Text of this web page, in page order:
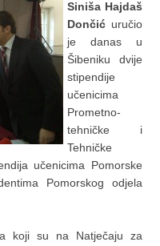
Siniša Hajdaš
Dončić uručio
je danas u
Šibeniku dvije
stipendije
učenicima
Prometno-
tehničke i
Tehničke
učenicima Pomorske
Pomorskog odjela
koji su na Natječaju za